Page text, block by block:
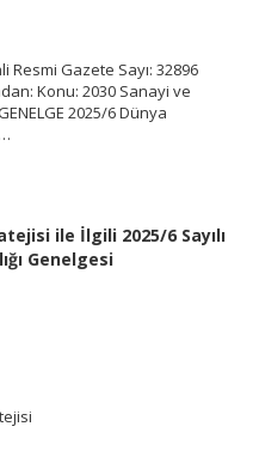
Resmi Gazete Sayı: 32896
Konu: 2030 Sanayi ve
2025/6 Dünya
ile İlgili 2025/6 Sayılı
Genelgesi